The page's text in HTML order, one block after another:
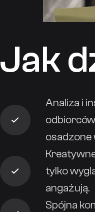
Jak
Analiza i
osadzone
tylko
angażują.
Spójna